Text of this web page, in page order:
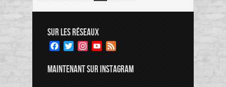
SUR LES RÉSEAUX
Facebook
TwitterInstagramYouTube
MAINTENANT SUR INSTAGRAM